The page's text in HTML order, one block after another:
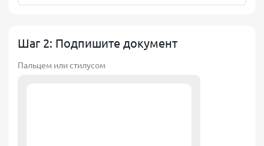
Шаг 2: Подпишите документ
Пальцем или стилусом